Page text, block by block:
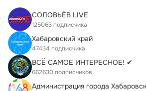
СОЛОВЬЁВ LIVE
125063 подписчика
Хабаровский край
47434 подписчика
ВСЁ САМОЕ ИНТЕРЕСНОЕ! ✔
662630 подписчиков
Администрация города